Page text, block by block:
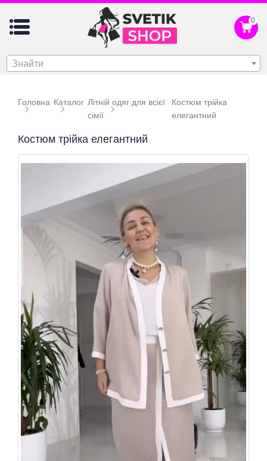
0
Знайти
Головна Каталог Літній одяг для всієї
сімії
Костюм трійка
елегантний
Костюм трійка елегантний